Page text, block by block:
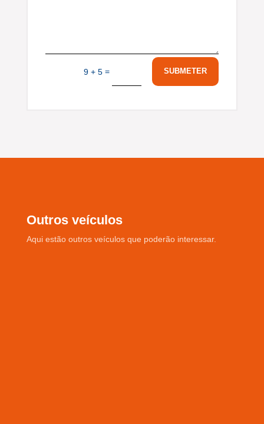
9 + 5 = SUBMETER
Outros veículos
Aqui estão outros veículos que poderão interessar.